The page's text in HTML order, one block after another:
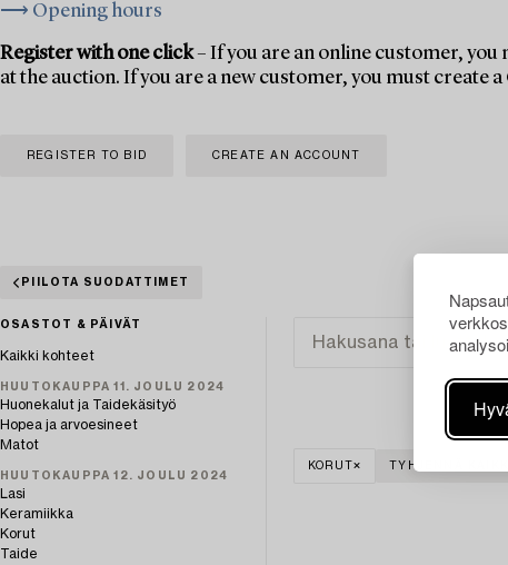
⟶ Opening hours
Register with one click– If you are an online customer, you
at the auction. If you are a new customer, you must create
REGISTER TO BID CREATE AN ACCOUNT
PIILOTA SUODATTIMET
OSASTOT & PÄIVÄT
Kaikki kohteet
HUUTOKAUPPA 11. JOULU 2024
Huonekalut ja Taidekäsityö
Hopea ja arvoesineet
Matot
HUUTOKAUPPA 12. JOULU 2024
Lasi
Keramiikka
Korut
Taide
KORUT TYHJENNÄ KAIKKI